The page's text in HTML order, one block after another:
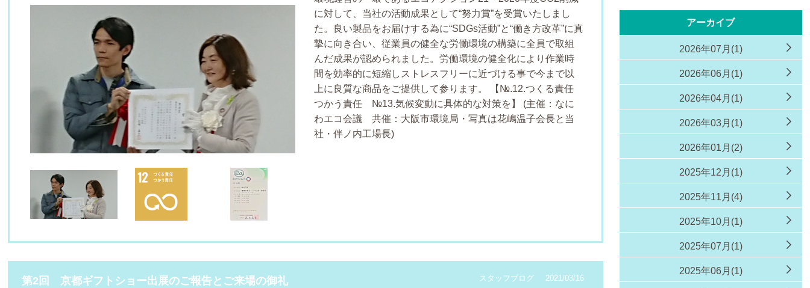
に対して、当社の活動成果として“努力賞”を受賞いたしまし
た。良い製品をお届けする為に“SDGs活動”と“働き方改革”に真
摯に向き合い、従業員の健全な労働環境の構築に全員で取組
んだ成果が認められました。労働環境の健全化により作業時
間を効率的に短縮しストレスフリーに近づける事で今まで以
上に良質な商品をご提供して参ります。
【№.12.つくる責任
つかう責任 №13.気候変動に具体的な対策を】
(主催：なに
わエコ会議 共催：大阪市環境局・写真は花嶋温子会長と当
社・伴ノ内工場長)
第2回 京都ギフトショー出展のご報告とご来場の御礼 2021/03/16
スタッフブログ
アーカイブ
2026年07月(1)
2026年06月(1)
2026年04月(1)
2026年03月(1)
2026年01月(2)
2025年12月(1)
2025年11月(4)
2025年10月(1)
2025年07月(1)
2025年06月(1)